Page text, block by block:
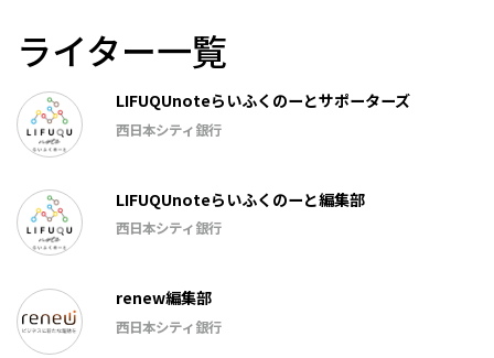
ライター一覧
LIFUQUnoteらいふくのーとサポーターズ
西日本シティ銀行
LIFUQUnoteらいふくのーと編集部
西日本シティ銀行
renew編集部
西日本シティ銀行